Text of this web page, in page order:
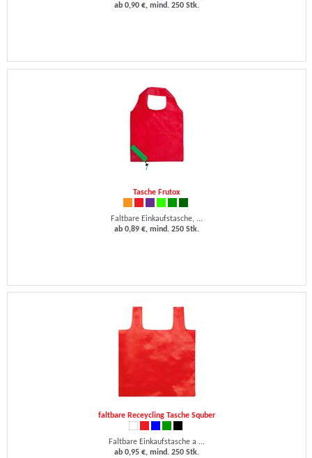
ab 0,90 €, mind. 250 Stk.
Tasche Frutox
Faltbare Einkaufstasche, ...
ab 0,89 €, mind. 250 Stk.
faltbare Receycling Tasche Squber
Faltbare Einkaufstasche a ...
ab 0,95 €, mind. 250 Stk.